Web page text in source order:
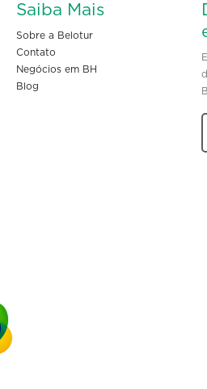
Saiba Mais
Sobre a Belotur
Contato
Negócios em BH
Blog